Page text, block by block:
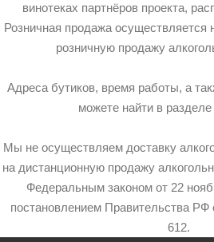
винотеках партнёров проекта,
Розничная продажа осуществляется
розничную продажу
Адреса бутиков, время работы, а
можете найти в разделе
Мы не осуществляем доставку
на дистанционную продажу
Федеральным законом от 22
постановлением Правительства РФ
612.